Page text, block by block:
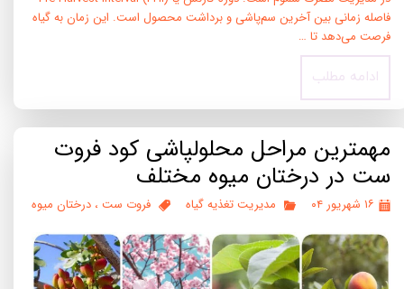
فاصله زمانی بین آخرین سم‌پاشی و برداشت محصول است. این زمان به گیاه
فرصت می‌دهد تا …
ادامه مطلب
مهمترین مراحل محلولپاشی کود فروت
ست در درختان میوه مختلف
۱۶ شهریور ۰۴ مدیریت تغذیه گیاه فروت ست ، درختان میوه